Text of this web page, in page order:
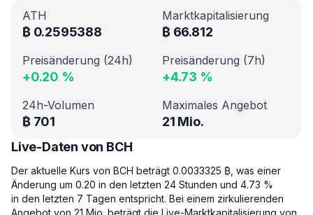
ATH
₿ 0.2595388
Marktkapitalisierung
₿ 66.812
Preisänderung (24h)
+0.20 %
Preisänderung (7h)
+4.73 %
24h-Volumen
₿ 701
Maximales Angebot
21 Mio.
Live-Daten von BCH
Der aktuelle Kurs von BCH beträgt 0.0033325 ₿, was einer
Änderung um 0.20 in den letzten 24 Stunden und 4.73 %
in den letzten 7 Tagen entspricht. Bei einem zirkulierenden
Angebot von 21 Mio. beträgt die Live-Marktkapitalisierung von